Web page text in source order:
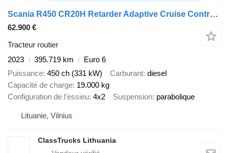
Scania R450 CR20H Retarder Adaptive Cruise Control ADAS Package
62.900 €
Tracteur routier
2023
395.719 km
Euro 6
Puissance 450 ch (331 kW) Carburant diesel
Capacité de charge 19.000 kg
Configuration de l'essieu 4x2 Suspension parabolique
Lituanie, Vilnius
ClassTrucks Lithuania